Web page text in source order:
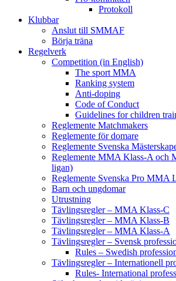
Protokoll
Klubbar
Anslut till SMMAF
Börja träna
Regelverk
Competition (in English)
The sport MMA
Ranking system
Anti-doping
Code of Conduct
Guidelines for children
Reglemente Matchmakers
Reglemente för domare
Reglemente Svenska
Reglemente MMA Klass-A
ligan)
Reglemente Svenska Pro MMA
Barn och ungdomar
Utrustning
Tävlingsregler – MMA Klass-C
Tävlingsregler – MMA Klass-B
Tävlingsregler – MMA Klass-A
Tävlingsregler – Svensk
Rules – Swedish
Tävlingsregler – Internationell
Rules- International